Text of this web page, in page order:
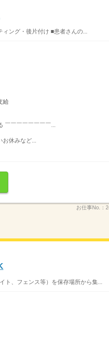
ング・後片付け ■患者さんの...
給
￣￣￣￣￣￣￣...
休みなど...
お仕事No.：
ト、フェンス等）を保存場所から集...